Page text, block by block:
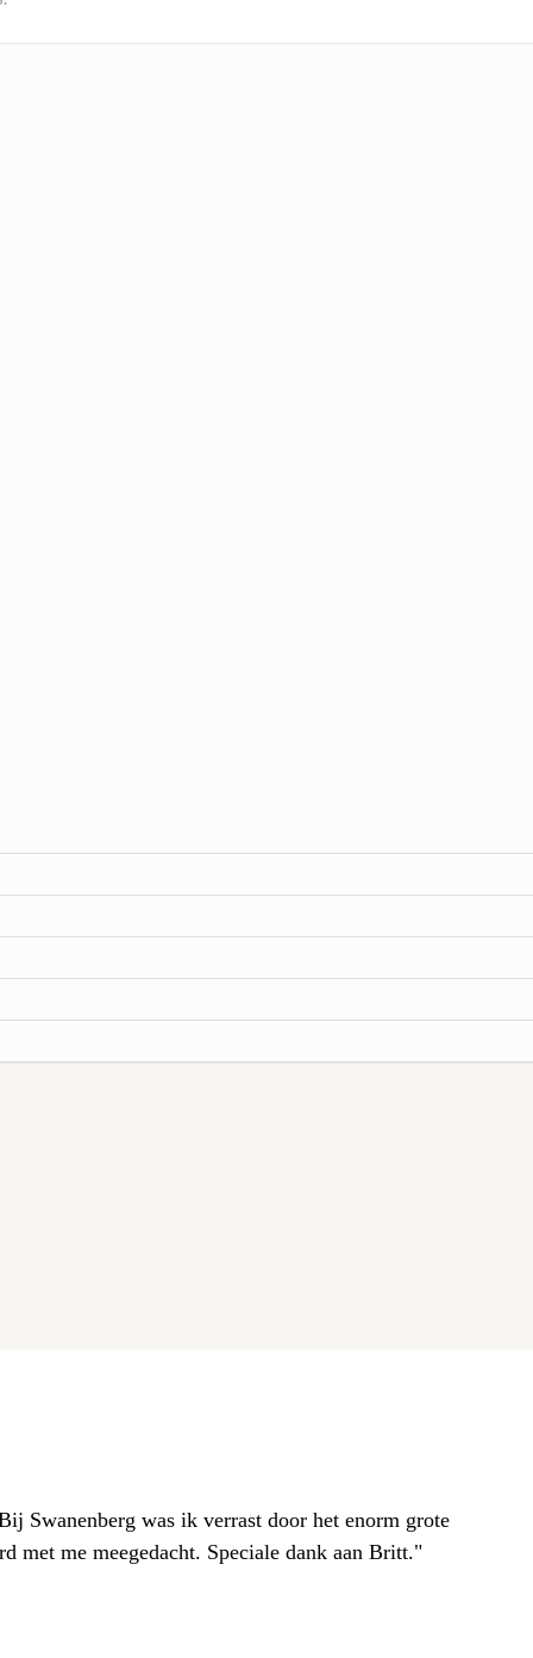
Swanenberg was ik verrast door het enorm grote
met me meegedacht. Speciale dank aan Britt."